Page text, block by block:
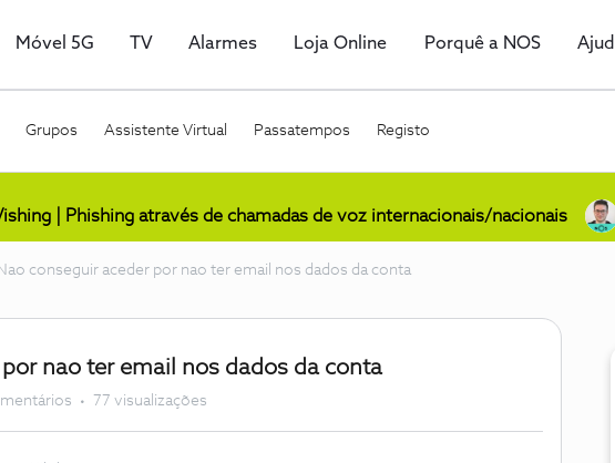
Móvel 5G TV Alarmes Loja Online Porquê a NOS
Grupos Assistente Virtual Passatempos Registo
| Phishing através de chamadas de voz internacionais/nacionais
conseguir aceder por nao ter email nos dados da conta
nao ter email nos dados da conta
77 visualizações